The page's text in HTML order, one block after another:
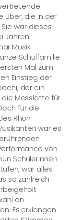
über, die in der
war dieses
Jahren
Musik
Schulfamilie
Mal zum
Einstieg der
, der ein
Messlatte für
für die
Rhön-
war es
von
Schülerinnen
war alles
so zahlreich
an
Es erklangen